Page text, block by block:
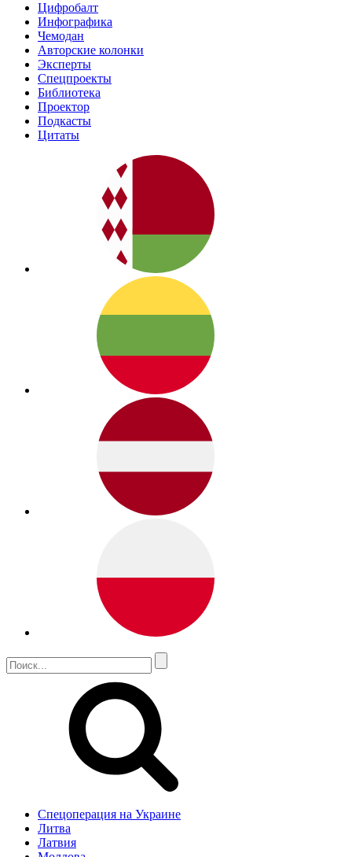
Цифробалт
Инфографика
Чемодан
Авторские колонки
Эксперты
Спецпроекты
Библиотека
Проектор
Подкасты
Цитаты
Спецоперация на Украине
Литва
Латвия